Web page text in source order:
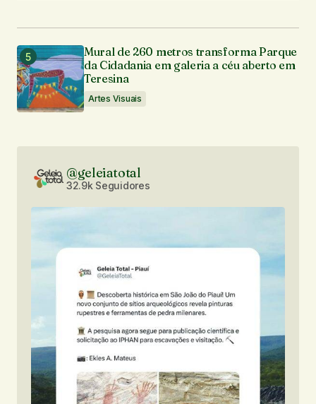
Mural de 260 metros transforma Parque
da Cidadania em galeria a céu aberto em
Teresina
Artes Visuais
@geleiatotal
32.9k Seguidores